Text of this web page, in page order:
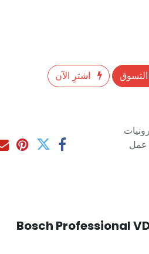
اشترِ الآن
Bosch Professional